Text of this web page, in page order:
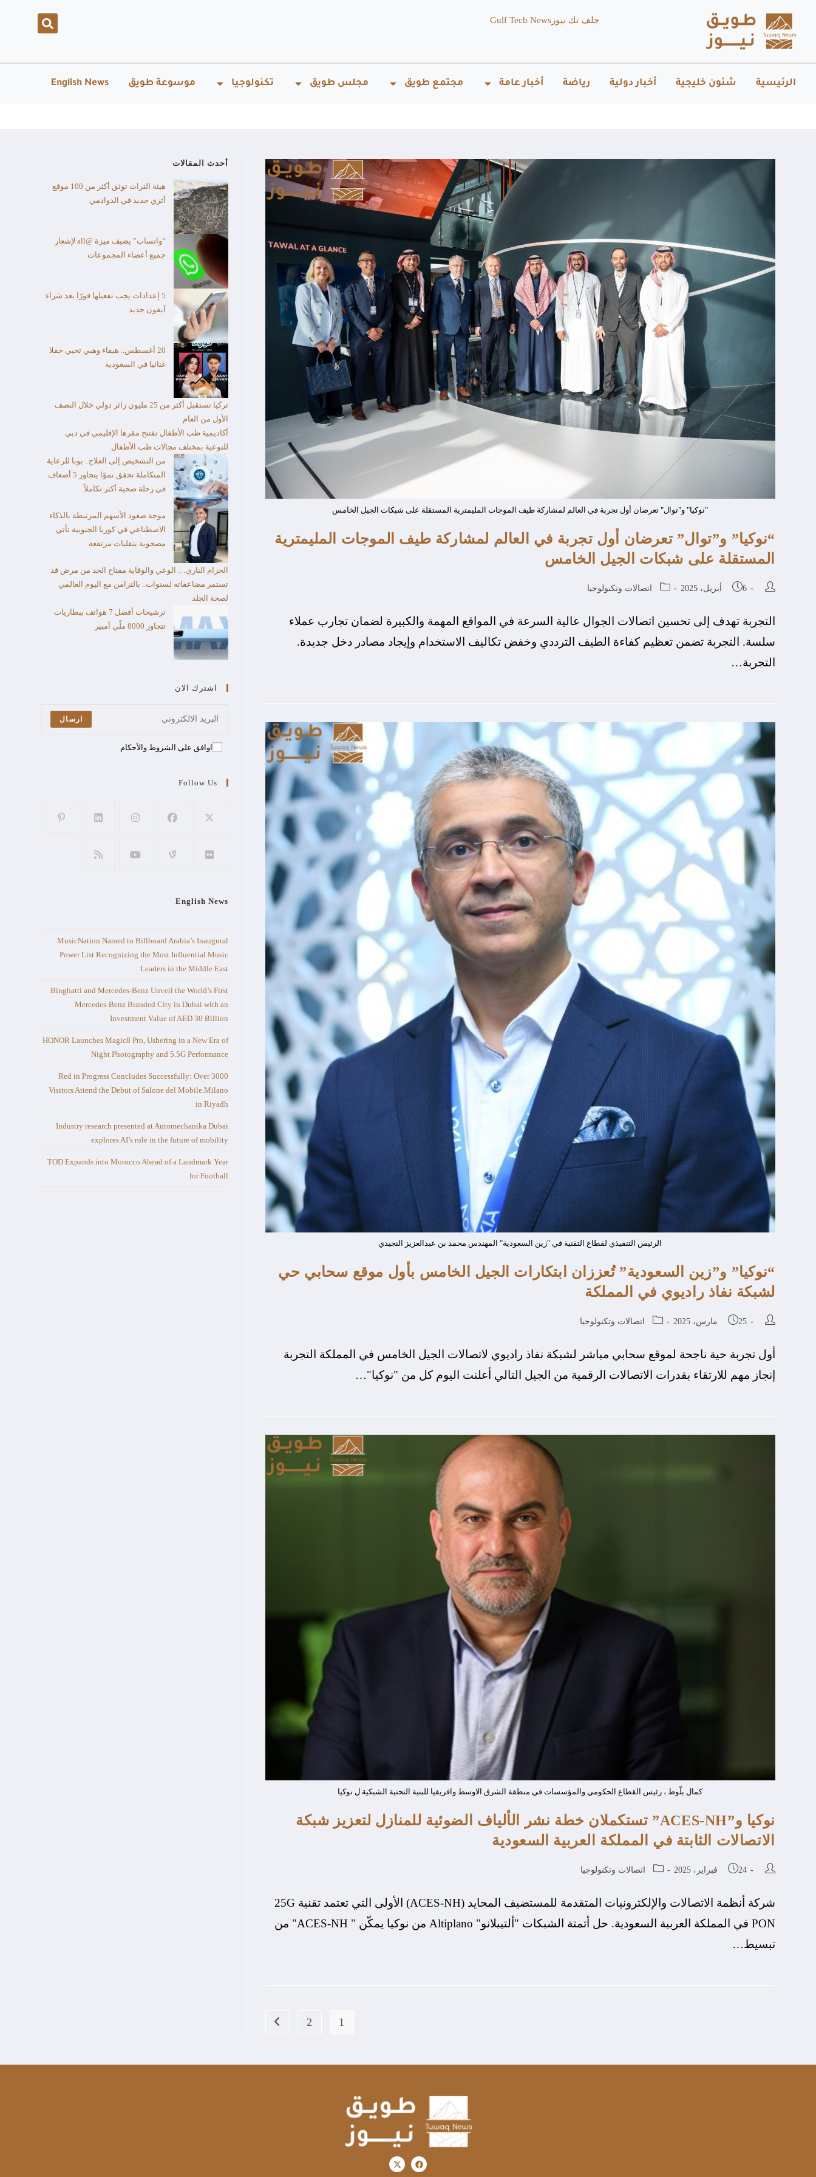
جلف تك نيوز Gulf Tech News
الرئيسية شئون خليجية أخبار دولية رياضة أخبار عامة مجتمع طويق مجلس طويق تكنولوجيا موسوعة طويق English News
"نوكيا" و"توال" تعرضان أول تجربة في العالم لمشاركة طيف الموجات المليمترية المستقلة على شبكات الجيل الخامس
“نوكيا” و”توال” تعرضان أول تجربة في العالم لمشاركة طيف الموجات المليمترية
المستقلة على شبكات الجيل الخامس
6 أبريل، 2025 اتصالات وتكنولوجيا
التجربة تهدف إلى تحسين اتصالات الجوال عالية السرعة في المواقع المهمة والكبيرة لضمان تجارب عملاء
سلسة. التجربة تضمن تعظيم كفاءة الطيف الترددي وخفض تكاليف الاستخدام وإيجاد مصادر دخل جديدة.
التجربة…
الرئيس التنفيذي لقطاع التقنية في "زين السعودية" المهندس محمد بن عبدالعزيز النجيدي
“نوكيا” و”زين السعودية” تُعززان ابتكارات الجيل الخامس بأول موقع سحابي حي
لشبكة نفاذ راديوي في المملكة
25 مارس، 2025 اتصالات وتكنولوجيا
أول تجربة حية ناجحة لموقع سحابي مباشر لشبكة نفاذ راديوي لاتصالات الجيل الخامس في المملكة التجربة
إنجاز مهم للارتقاء بقدرات الاتصالات الرقمية من الجيل التالي أعلنت اليوم كل من "نوكيا"…
كمال بلّوط ، رئيس القطاع الحكومي والمؤسسات في منطقة الشرق الاوسط وافريقيا للبنية التحتية الشبكية ل نوكيا
نوكيا و”ACES-NH” تستكملان خطة نشر الألياف الضوئية للمنازل لتعزيز شبكة
الاتصالات الثابتة في المملكة العربية السعودية
24 فبراير، 2025 اتصالات وتكنولوجيا
شركة أنظمة الاتصالات والإلكترونيات المتقدمة للمستضيف المحايد (ACES-NH) الأولى التي تعتمد تقنية 25G
PON في المملكة العربية السعودية. حل أتمتة الشبكات "ألتيبلانو" Altiplano من نوكيا يمكّن " ACES-NH" من
تبسيط…
1
2
أحدث المقالات
هيئة التراث توثق أكثر من 100 موقع
أثري جديد في الدوادمي
“واتساب” يضيف ميزة @all لإشعار
جميع أعضاء المجموعات
5 إعدادات يجب تفعيلها فورًا بعد شراء
آيفون جديد
20 أغسطس.. هيفاء وهبي تحيي حفلا
غنائيا في السعودية
تركيا تستقبل أكثر من 25 مليون زائر دولي خلال النصف
الأول من العام​
أكاديمية طب الأطفال تفتتح مقرها الإقليمي في دبي
للتوعية بمختلف مجالات طب الأطفال
من التشخيص إلى العلاج.. بوبا للرعاية
المتكاملة تحقق نموًا يتجاوز 5 أضعاف
في رحلة صحية أكثر تكاملاً
موجة صعود الأسهم المرتبطة بالذكاء
الاصطناعي في كوريا الجنوبية تأتي
مصحوبة بتقلبات مرتفعة
الحزام الناري… الوعي والوقاية مفتاح الحد من مرض قد
تستمر مضاعفاته لسنوات.. بالتزامن مع اليوم العالمي
لصحة الجلد
ترشيحات أفضل 7 هواتف ببطاريات
تتجاوز 8000 ملّي أمبير
اشترك الان
ارسال
اوافق على الشروط والأحكام
Follow Us
English News
MusicNation Named to Billboard Arabia’s Inaugural
Power List Recognizing the Most Influential Music
Leaders in the Middle East
Binghatti and Mercedes-Benz Unveil the World’s First
Mercedes-Benz Branded City in Dubai with an
Investment Value of AED 30 Billion
HONOR Launches Magic8 Pro, Ushering in a New Era of
Night Photography and 5.5G Performance
Red in Progress Concludes Successfully: Over 3000
Visitors Attend the Debut of Salone del Mobile.Milano
in Riyadh
Industry research presented at Automechanika Dubai
explores AI’s role in the future of mobility
TOD Expands into Morocco Ahead of a Landmark Year
for Football